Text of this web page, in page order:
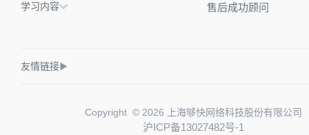
学习内容
售后成功顾问
友情链接▶
Copyright © 2026 上海够快网络科技股份有限公司
沪ICP备13027482号-1